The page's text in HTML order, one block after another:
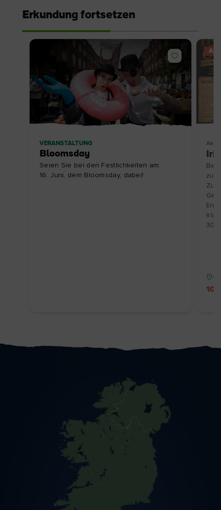
Erkundung fortsetzen
VERANSTALTUNG
Bloomsday
Seien Sie bei den Festlichkeiten am
16. Juni, dem Bloomsday, dabei!
zu
10